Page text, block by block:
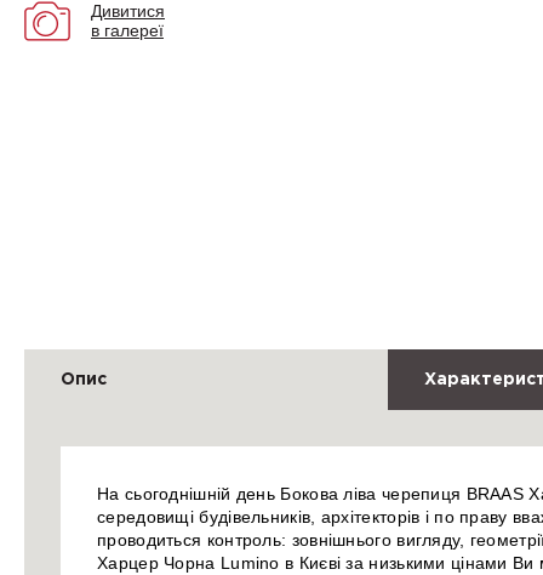
Дивитися
в галереї
Опис
На сьогоднішній день Бокова ліва черепиця BRAAS
середовищі будівельників, архітекторів і по праву
проводиться контроль: зовнішнього вигляду,
Харцер Чорна Lumino в Києві за низькими цінами